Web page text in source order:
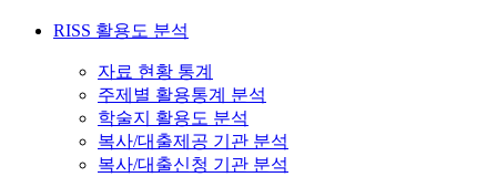
RISS 활용도 분석
자료 현황 통계
주제별 활용통계 분석
학술지 활용도 분석
복사/대출제공 기관 분석
복사/대출신청 기관 분석